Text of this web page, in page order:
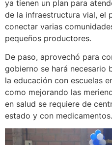
ya tienen un plan para
de la infraestructura vial, el
conectar varias
pequeños productores.
De paso, aprovechó para
gobierno se hará
la educación con escuelas
como mejorando las
en salud se requiere de
estado y con medicamentos.